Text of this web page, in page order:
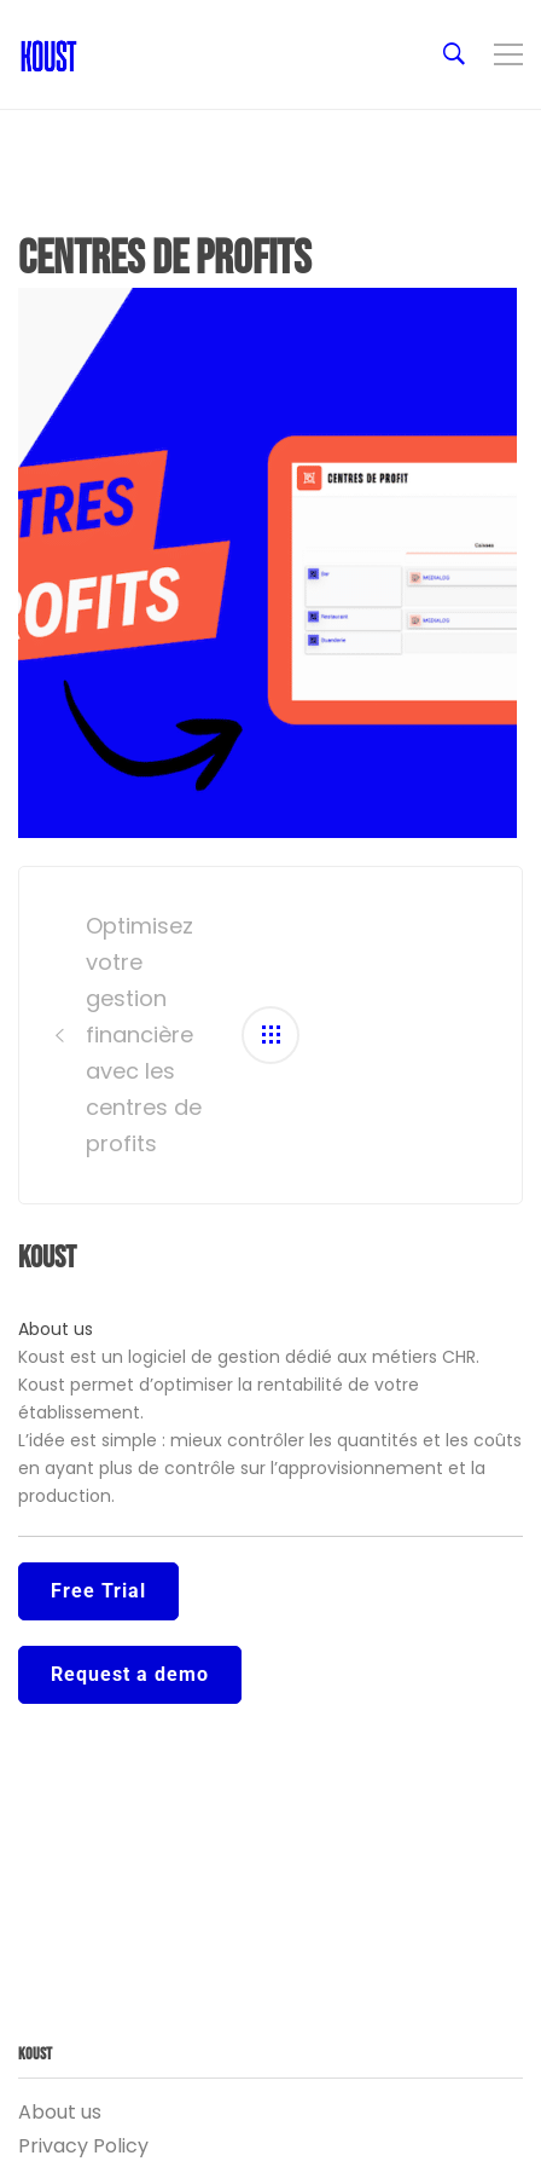
centres de profits
navigationOptimisez
votre
gestion
financière
avec les
centres de
profits
Koust
About us
Koust est un logiciel de gestion dédié aux métiers CHR.
Koust permet d’optimiser la rentabilité de votre
établissement.
L’idée est simple : mieux contrôler les quantités et les coûts
en ayant plus de contrôle sur l’approvisionnement et la
production.
Free Trial
Request a demo
Koust
About us
Privacy Policy